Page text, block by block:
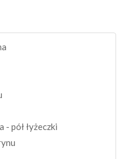
- pół łyżeczki